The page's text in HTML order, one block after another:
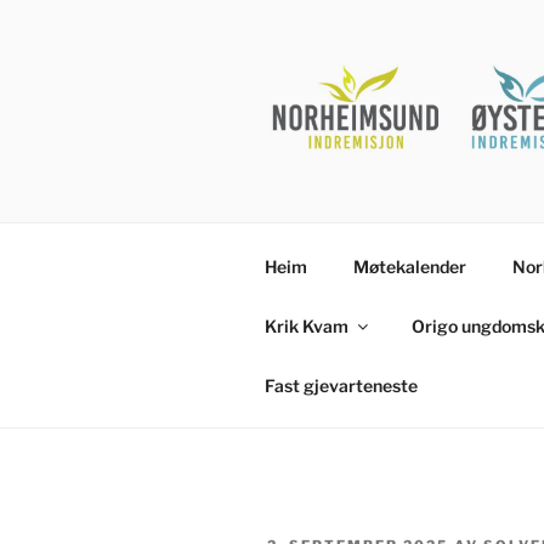
Heim Møtekalender
Krik Kvam Origo
Fast gjevarteneste